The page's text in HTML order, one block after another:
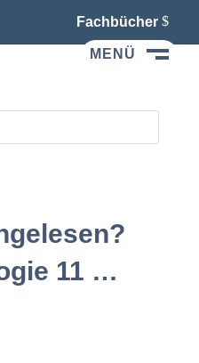
Fachbücher
MENÜ
11 …